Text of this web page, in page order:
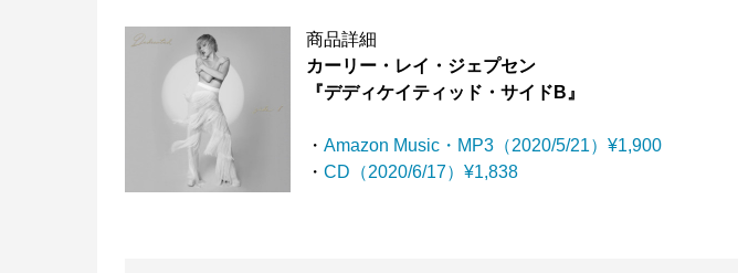
商品詳細
カーリー・レイ・ジェプセン
『デディケイティッド・サイドB』
・Amazon Music・MP3（2020/5/21）¥1,900
・CD（2020/6/17）¥1,838